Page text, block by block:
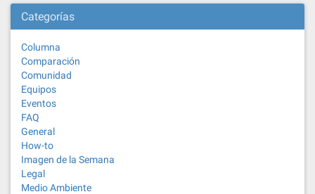
Categorías
Columna
Comparación
Comunidad
Equipos
Eventos
FAQ
General
How-to
Imagen de la Semana
Legal
Medio Ambiente